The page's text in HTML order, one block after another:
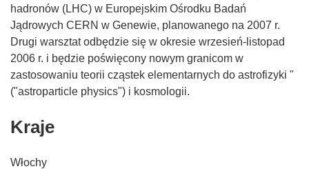
hadronów (LHC) w Europejskim Ośrodku Badań
Jądrowych CERN w Genewie, planowanego na 2007 r.
Drugi warsztat odbędzie się w okresie wrzesień-listopad
2006 r. i będzie poświęcony nowym granicom w
zastosowaniu teorii cząstek elementarnych do astrofizyki "
("astroparticle physics") i kosmologii.
Kraje
Włochy